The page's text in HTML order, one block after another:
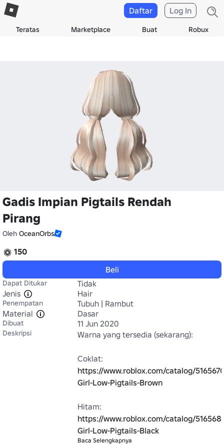
Teratas Marketplace Buat Robux
Daftar Log In
Gadis Impian Pigtails Rendah
Pirang
Oleh OceanOrbs
150
Beli
Dapat Ditukar
Tidak
Jenis
Hair
Penempatan
Tubuh | Rambut
Material
Dasar
Dibuat 11 Jun 2020
Deskripsi Warna yang tersedia (sekarang):
https://www.roblox.com/catalog/
Girl-Low-Pigtails-Brown
https://www.roblox.com/catalog/
Girl-Low-Pigtails-Black
Baca Selengkapnya